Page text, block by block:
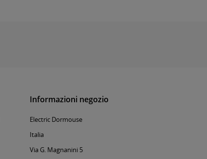
Informazioni negozio
Electric Dormouse
Italia
Via G. Magnanini 5